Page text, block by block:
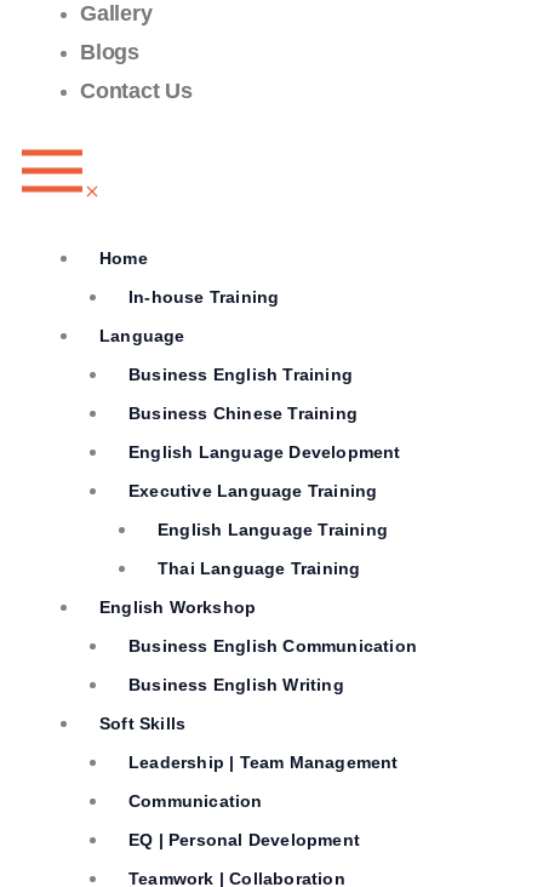
Gallery
Blogs
Contact Us
Home
In-house Training
Language
Business English Training
Business Chinese Training
English Language Development
Executive Language Training
English Language Training
Thai Language Training
English Workshop
Business English Communication
Business English Writing
Soft Skills
Leadership | Team Management
Communication
EQ | Personal Development
Teamwork | Collaboration